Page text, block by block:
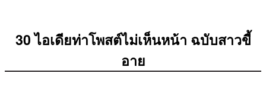
30 ไอเดียท่าโพสต์ไม่เห็นหน้า ฉบับสาวขี้
อาย